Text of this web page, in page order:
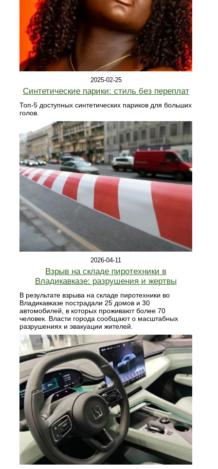
2025-02-25
Синтетические парики: стиль без переплат
Топ-5 доступных синтетических париков для больших
голов.
2026-04-11
Взрыв на складе пиротехники в
Владикавказе: разрушения и жертвы
В результате взрыва на складе пиротехники во
Владикавказе пострадали 25 домов и 30
автомобилей, в которых проживают более 70
человек. Власти города сообщают о масштабных
разрушениях и эвакуации жителей.